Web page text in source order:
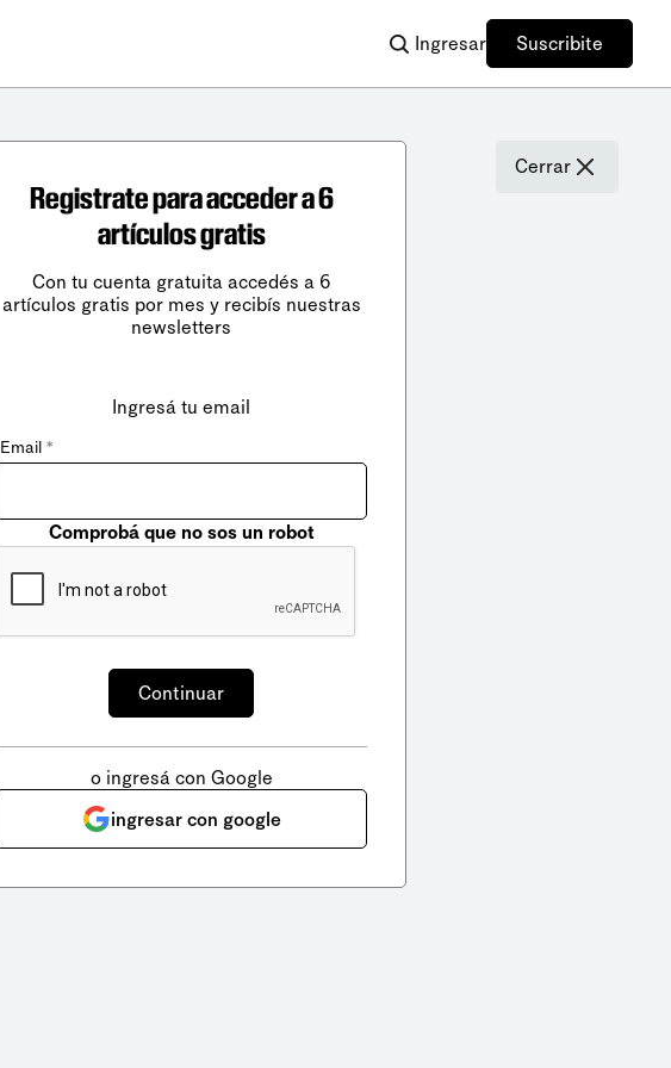
Ingresar Suscribite
Cerrar
Registrate para acceder a 6
artículos gratis
Con tu cuenta gratuita accedés a 6
artículos gratis por mes y recibís nuestras
newsletters
Ingresá tu email
Email *
Comprobá que no sos un robot
o ingresá con Google
ingresar con google